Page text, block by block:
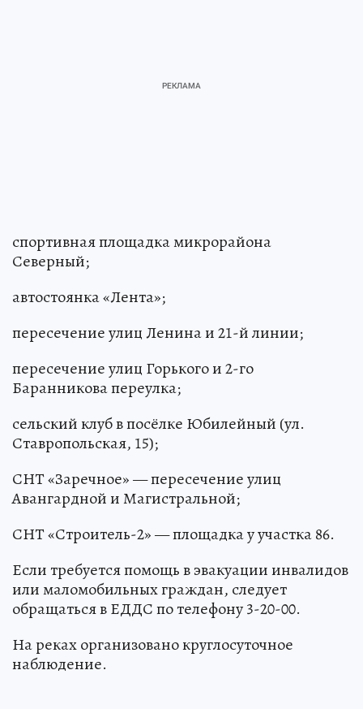
спортивная площадка микрорайона
Северный;
автостоянка «Лента»;
пересечение улиц Ленина и 21-й линии;
пересечение улиц Горького и 2-го
Баранникова переулка;
сельский клуб в посёлке Юбилейный (ул.
Ставропольская, 15);
СНТ «Заречное» — пересечение улиц
Авангардной и Магистральной;
СНТ «Строитель-2» — площадка у участка 86.
Если требуется помощь в эвакуации инвалидов
или маломобильных граждан, следует
обращаться в ЕДДС по телефону 3-20-00.
На реках организовано круглосуточное
наблюдение.